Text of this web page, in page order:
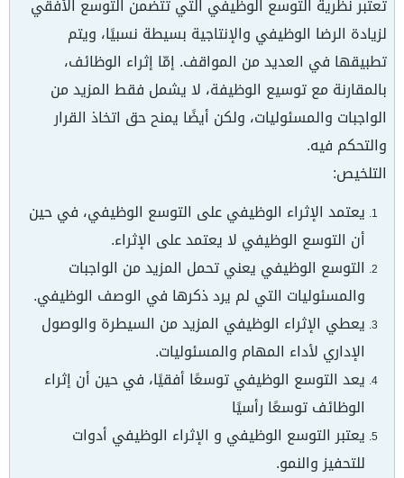
تعتبر نظرية التوسع الوظيفي التي تتضمن التوسع الأفقي
لزيادة الرضا الوظيفي والإنتاجية بسيطة نسبيًا، ويتم
تطبيقها في العديد من المواقف. إمّا إثراء الوظائف،
بالمقارنة مع توسيع الوظيفة، لا يشمل فقط المزيد من
الواجبات والمسئوليات، ولكن أيضًا يمنح حق اتخاذ القرار
والتحكم فيه.
التلخيص:
يعتمد الإثراء الوظيفي على التوسع الوظيفي، في حين
أن التوسع الوظيفي لا يعتمد على الإثراء.
التوسع الوظيفي يعني تحمل المزيد من الواجبات
والمسئوليات التي لم يرد ذكرها في الوصف الوظيفي.
يعطي الإثراء الوظيفي المزيد من السيطرة والوصول
الإداري لأداء المهام والمسئوليات.
يعد التوسع الوظيفي توسعًا أفقيًا، في حين أن إثراء
الوظائف توسعًا رأسيًا
يعتبر التوسع الوظيفي و الإثراء الوظيفي أدوات
للتحفيز والنمو.